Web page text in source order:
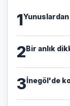
1
2Bir anlık
3İnegöl'de